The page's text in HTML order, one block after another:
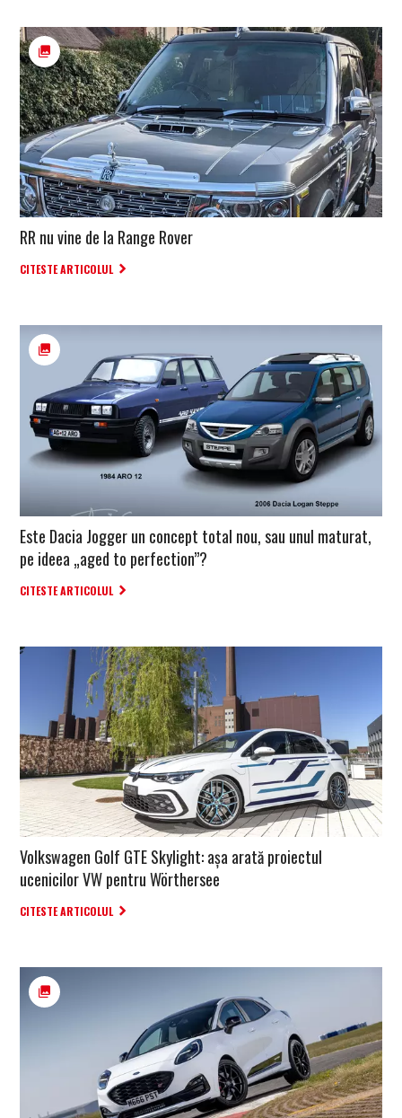
RR nu vine de la Range Rover
CITESTE ARTICOLUL
Este Dacia Jogger un concept total nou, sau unul maturat,
pe ideea „aged to perfection”?
CITESTE ARTICOLUL
Volkswagen Golf GTE Skylight: așa arată proiectul
ucenicilor VW pentru Wörthersee
CITESTE ARTICOLUL